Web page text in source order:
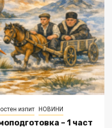
изпит НОВИНИ
– 1 част